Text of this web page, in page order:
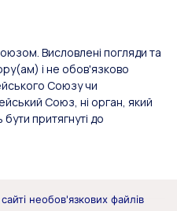
Висловлені погляди та
і не обов'язково
Союзу чи
Союз, ні орган, який
притягнуті до
необов'язкових файлів